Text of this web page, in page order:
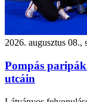
2026. augusztus 08.,
Pompás
utcáin